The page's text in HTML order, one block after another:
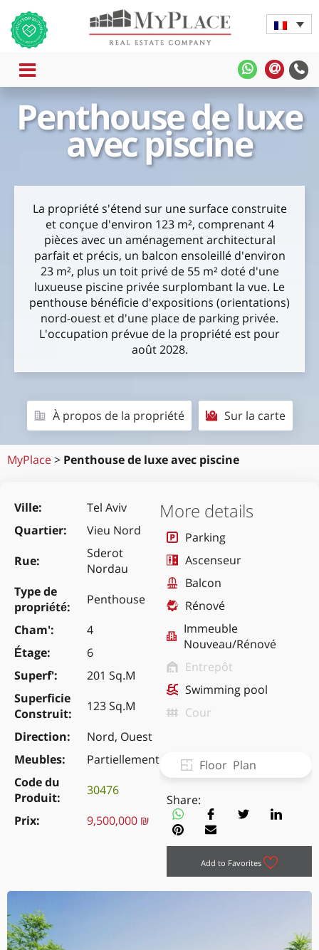
MyPlace
-
-
Rapide
MENU
Penthouse de luxe
avec piscine
La propriété s'étend sur une surface construite
et conçue d'environ 123 m², comprenant 4
pièces avec un aménagement architectural
parfait et précis, un balcon ensoleillé d'environ
23 m², plus un toit privé de 55 m² doté d'une
luxueuse piscine privée surplombant la vue. Le
penthouse bénéficie d'expositions (orientations)
nord-ouest et d'une place de parking privée.
L'occupation prévue de la propriété est pour
août 2028.
À propos de la propriété Sur la carte
MyPlace> Penthouse de luxe avec piscine
Ville
Tel Aviv
Quartier
Vieu Nord
Rue
Sderot
Nordau
Type de
propriété
Penthouse
Cham'
4
Étage
6
Superf'
201 Sq.M
Superficie
Construit
123 Sq.M
Direction
Nord, Ouest
Meubles
Partiellement
Code du
Produit
30476
Prix
9,500,000 ₪
More details
Parking
Ascenseur
Balcon
Rénové
Immeuble
Nouveau/Rénové
Entrepôt
Swimming pool
Cour
Floor Plan
Share:
Add to Favorites